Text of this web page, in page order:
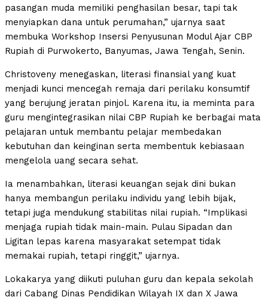
pasangan muda memiliki penghasilan besar, tapi tak
menyiapkan dana untuk perumahan,” ujarnya saat
membuka Workshop Insersi Penyusunan Modul Ajar CBP
Rupiah di Purwokerto, Banyumas, Jawa Tengah, Senin.
Christoveny menegaskan, literasi finansial yang kuat
menjadi kunci mencegah remaja dari perilaku konsumtif
yang berujung jeratan pinjol. Karena itu, ia meminta para
guru mengintegrasikan nilai CBP Rupiah ke berbagai mata
pelajaran untuk membantu pelajar membedakan
kebutuhan dan keinginan serta membentuk kebiasaan
mengelola uang secara sehat.
Ia menambahkan, literasi keuangan sejak dini bukan
hanya membangun perilaku individu yang lebih bijak,
tetapi juga mendukung stabilitas nilai rupiah. “Implikasi
menjaga rupiah tidak main-main. Pulau Sipadan dan
Ligitan lepas karena masyarakat setempat tidak
memakai rupiah, tetapi ringgit,” ujarnya.
Lokakarya yang diikuti puluhan guru dan kepala sekolah
dari Cabang Dinas Pendidikan Wilayah IX dan X Jawa